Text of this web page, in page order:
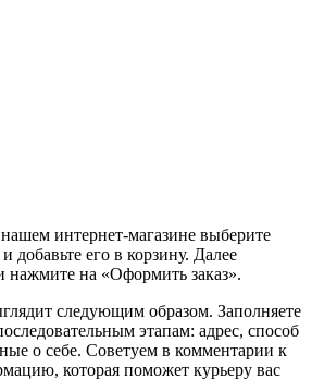
интернет-магазине выберите
добавьте его в корзину. Далее
нажмите на «Оформить заказ».
следующим образом. Заполняете
этапам: адрес, способ
о себе. Советуем в комментарии к
которая поможет курьеру вас